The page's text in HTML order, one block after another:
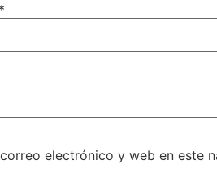
*
electrónico y web en este